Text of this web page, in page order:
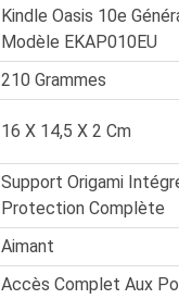
Kindle Oasis 10e
Modèle EKAP010EU
210 Grammes
16 X 14,5 X 2 Cm
Support Origami
Protection Complète
Aimant
Accès Complet Aux